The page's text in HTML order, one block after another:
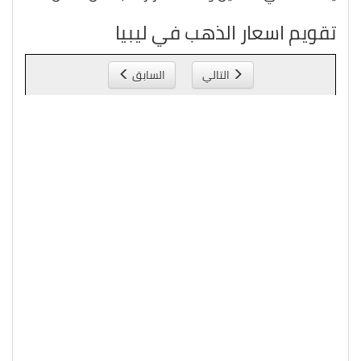
تقويم اسعار الذهب في ليبيا
التالي السابق